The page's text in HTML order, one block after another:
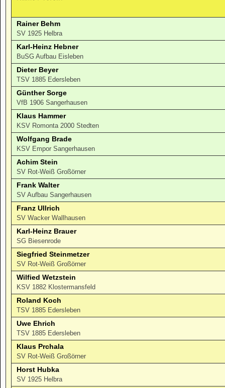
Rainer Behm
SV 1925 Helbra
Karl-Heinz Hebner
BuSG Aufbau Eisleben
Dieter Beyer
TSV 1885 Edersleben
Günther Sorge
VfB 1906 Sangerhausen
Klaus Hammer
KSV Romonta 2000 Stedten
Wolfgang Brade
KSV Empor Sangerhausen
Achim Stein
SV Rot-Weiß Großörner
Frank Walter
SV Aufbau Sangerhausen
Franz Ullrich
SV Wacker Wallhausen
Karl-Heinz Brauer
SG Biesenrode
Siegfried Steinmetzer
SV Rot-Weiß Großörner
Wilfied Wetzstein
KSV 1882 Klostermansfeld
Roland Koch
TSV 1885 Edersleben
Uwe Ehrich
TSV 1885 Edersleben
Klaus Prchala
SV Rot-Weiß Großörner
Horst Hubka
SV 1925 Helbra